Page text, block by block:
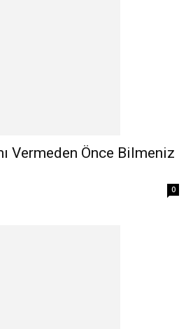
Vermeden Önce Bilmeniz
0